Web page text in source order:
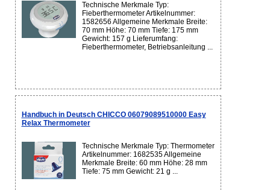
Technische Merkmale Typ:
Fieberthermometer Artikelnummer:
1582656 Allgemeine Merkmale Breite:
70 mm Höhe: 70 mm Tiefe: 175 mm
Gewicht: 157 g Lieferumfang:
Fieberthermometer, Betriebsanleitung ...
Handbuch in Deutsch CHICCO 06079089510000 Easy
Relax Thermometer
Technische Merkmale Typ: Thermometer
Artikelnummer: 1682535 Allgemeine
Merkmale Breite: 60 mm Höhe: 28 mm
Tiefe: 75 mm Gewicht: 21 g ...